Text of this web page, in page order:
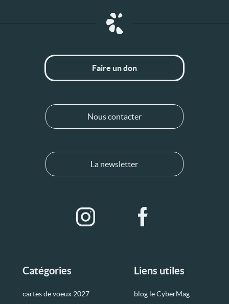
Catégories
cartes de voeux 2027
Liens utiles
blog le CyberMag
Faire un don
Nous contacter
La newsletter